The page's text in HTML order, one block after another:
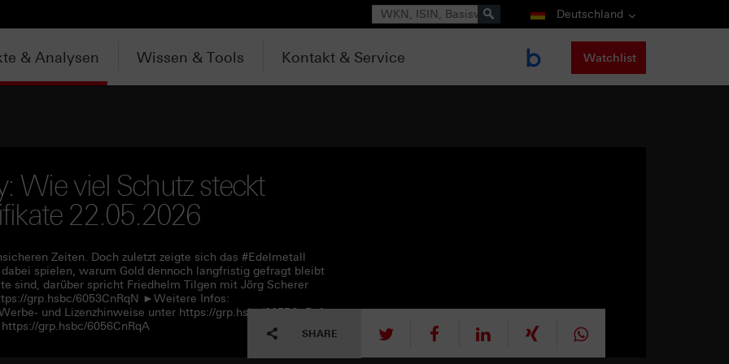
Suche Deutschland
& Analysen Wissen & Tools Kontakt & Service Watchlist
Wie viel Schutz steckt
22.05.2026
Zeiten. Doch zuletzt zeigte sich das #Edelmetall
spielen, warum Gold dennoch langfristig gefragt bleibt
sind, darüber spricht Friedhelm Tilgen mit Jörg Scherer
grp.hsbc/6053CnRqN ►Weitere Infos:
und Lizenzhinweise unter https://grp.hsbc/6055CnRqf
grp.hsbc/6056CnRqA
SHARE tweet mitteilen